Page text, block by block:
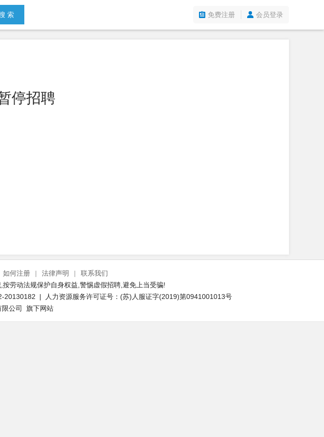
索 免费注册 会员登录
停招聘
如何注册 | 法律声明 |
联系我们
劳动法规保护自身权益,警惕虚假招聘,避免上当受骗!
20130182 | 人力资源服务许可证号：(苏)人服证字(2019)第0941001013号
限公司 旗下网站